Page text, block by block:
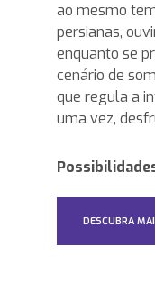
ao mesmo
persianas,
enquanto se
cenário de
que regula a
uma vez,
DESCUBRA